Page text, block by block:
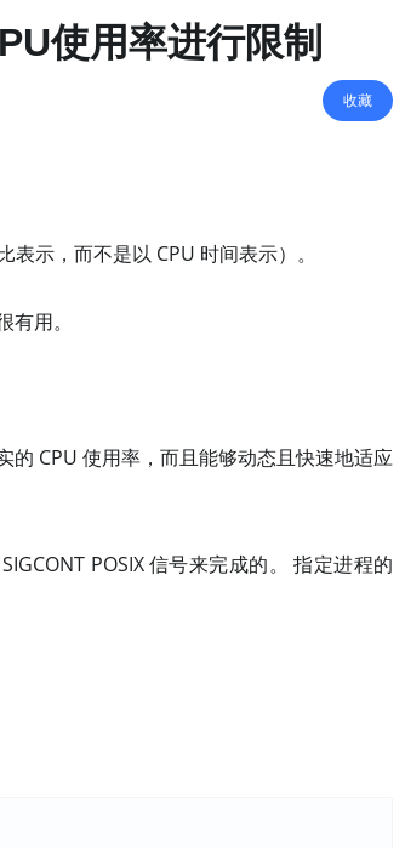
使用率进行限制
收藏
示，而不是以 CPU 时间表示）。
用。
CPU 使用率，而且能够动态且快速地适应
POSIX 信号来完成的。 指定进程的